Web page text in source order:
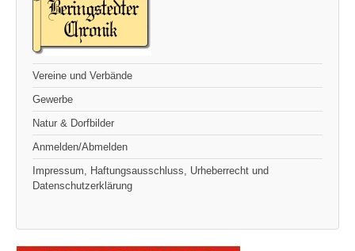
Vereine und Verbände
Gewerbe
Natur & Dorfbilder
Anmelden/Abmelden
Impressum, Haftungsausschluss, Urheberrecht und
Datenschutzerklärung